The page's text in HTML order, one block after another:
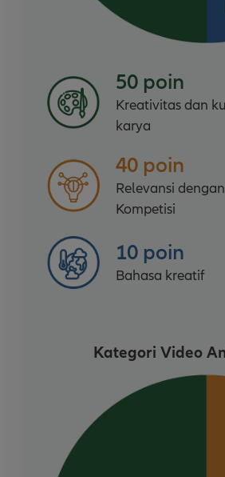
50 poin
Kreativitas dan
karya
40 poin
Relevansi
Kompetisi
10 poin
Bahasa kreatif
Kategori Video